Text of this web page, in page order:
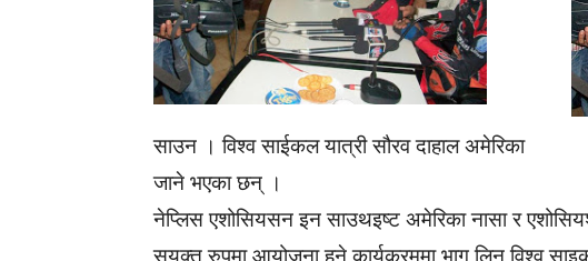
साउन । विश्व साईकल यात्री सौरव दाहाल अमेरिका
जाने भएका छन् ।
नेप्लिस एशोसियसन इन साउथइष्ट अमेरिका नासा र
सयुक्त रुपमा आयोजना हुने कार्यक्रममा भाग लिन विश्व